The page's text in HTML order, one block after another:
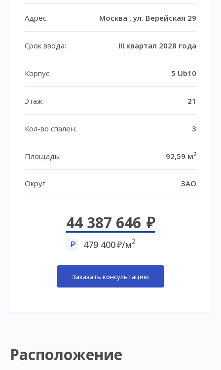
Адрес: Москва , ул. Верейская 29
Срок ввода: III квартал 2028 года
Корпус: 5 Ub10
Этаж: 21
Кол-во спален: 3
Площадь: 92,59 м2
Округ ЗАО
44 387 646
479 400 /м2
Заказать консультацию
Расположение